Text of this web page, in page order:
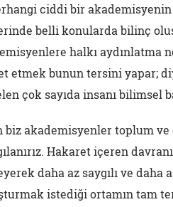
ciddi bir
belli konularda bilinç
halkı aydınlatma
etmek bunun tersini yapar;
çok sayıda insanı bilimsel
akademisyenler toplum
Hakaret içeren
daha az saygılı ve
istediği ortamın tam